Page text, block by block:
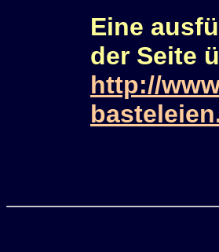
Eine
der Seite
http://